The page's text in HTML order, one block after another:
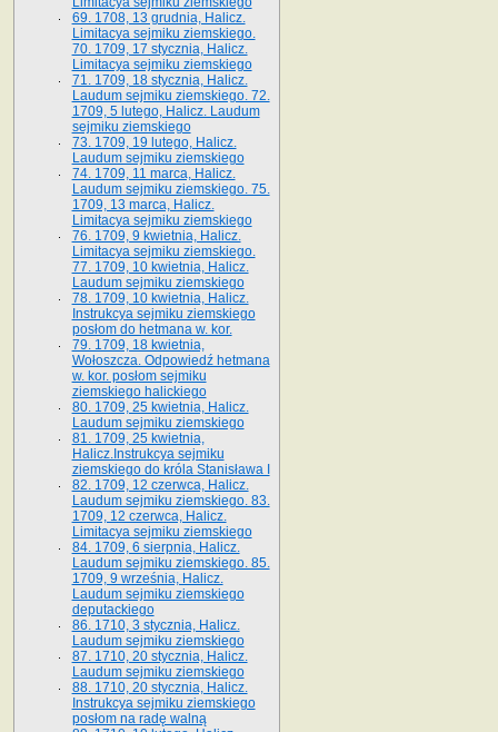
69. 1708, 13 grudnia, Halicz.
Limitacya sejmiku ziemskiego.
70. 1709, 17 stycznia, Halicz.
Limitacya sejmiku ziemskiego
71. 1709, 18 stycznia, Halicz.
Laudum sejmiku ziemskiego. 72.
1709, 5 lutego, Halicz. Laudum
sejmiku ziemskiego
73. 1709, 19 lutego, Halicz.
Laudum sejmiku ziemskiego
74. 1709, 11 marca, Halicz.
Laudum sejmiku ziemskiego. 75.
1709, 13 marca, Halicz.
Limitacya sejmiku ziemskiego
76. 1709, 9 kwietnia, Halicz.
Limitacya sejmiku ziemskiego.
77. 1709, 10 kwietnia, Halicz.
Laudum sejmiku ziemskiego
78. 1709, 10 kwietnia, Halicz.
Instrukcya sejmiku ziemskiego
posłom do hetmana w. kor.
79. 1709, 18 kwietnia,
Wołoszcza. Odpowiedź hetmana
w. kor. posłom sejmiku
ziemskiego halickiego
80. 1709, 25 kwietnia, Halicz.
Laudum sejmiku ziemskiego
81. 1709, 25 kwietnia,
Halicz.Instrukcya sejmiku
ziemskiego do króla Stanisława I
82. 1709, 12 czerwca, Halicz.
Laudum sejmiku ziemskiego. 83.
1709, 12 czerwca, Halicz.
Limitacya sejmiku ziemskiego
84. 1709, 6 sierpnia, Halicz.
Laudum sejmiku ziemskiego. 85.
1709, 9 września, Halicz.
Laudum sejmiku ziemskiego
deputackiego
86. 1710, 3 stycznia, Halicz.
Laudum sejmiku ziemskiego
87. 1710, 20 stycznia, Halicz.
Laudum sejmiku ziemskiego
88. 1710, 20 stycznia, Halicz.
Instrukcya sejmiku ziemskiego
posłom na radę walną